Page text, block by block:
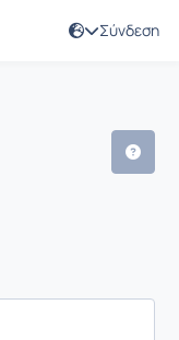
Σύνδεση
και